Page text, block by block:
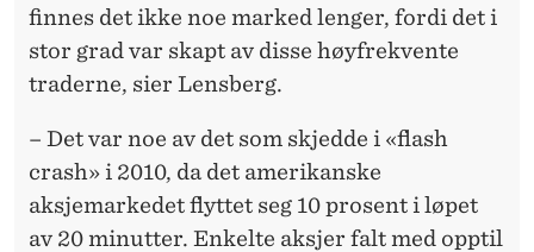
finnes det ikke noe marked lenger, fordi det i
stor grad var skapt av disse høyfrekvente
traderne, sier Lensberg.
– Det var noe av det som skjedde i «flash
crash» i 2010, da det amerikanske
aksjemarkedet flyttet seg 10 prosent i løpet
av 20 minutter. Enkelte aksjer falt med opptil